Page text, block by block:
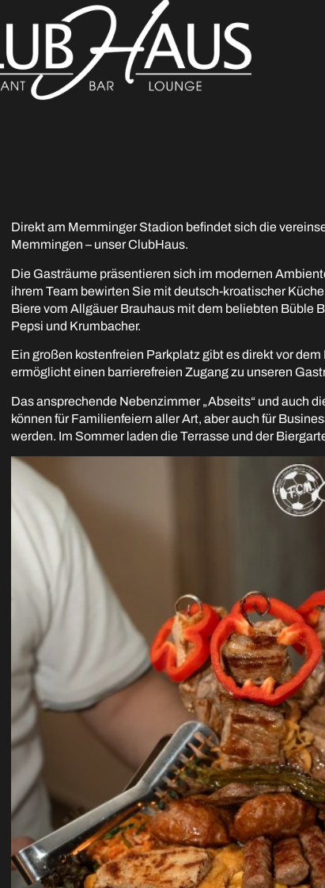
Direkt am Memminger Stadion befindet sich die
Memmingen – unser ClubHaus.
Die Gasträume präsentieren sich im modernen
ihrem Team bewirten Sie mit deutsch-kroatischer
Biere vom Allgäuer Brauhaus mit dem beliebten Büble
Pepsi und Krumbacher.
Ein großen kostenfreien Parkplatz gibt es direkt vor
ermöglicht einen barrierefreien Zugang zu unseren
Das ansprechende Nebenzimmer „Abseits“ und auch
können für Familienfeiern aller Art, aber auch für
werden. Im Sommer laden die Terrasse und der